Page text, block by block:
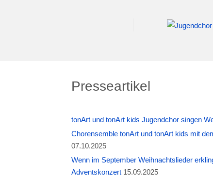
Presseartikel
tonArt und tonArt kids Jugendchor singen
Chorensemble tonArt und tonArt kids mit
07.10.2025
Wenn im September Weihnachtslieder
Adventskonzert 15.09.2025